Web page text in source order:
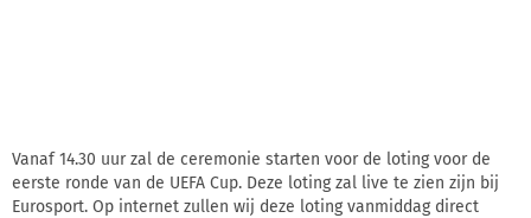
Vanaf 14.30 uur zal de ceremonie starten voor de loting voor de
eerste ronde van de UEFA Cup. Deze loting zal live te zien zijn bij
Eurosport. Op internet zullen wij deze loting vanmiddag direct